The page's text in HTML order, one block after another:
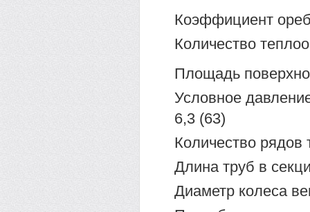
Коэффициент
Количество
Площадь
Условное
6,3 (63)
Количество рядов
Длина труб в
Диаметр колеса